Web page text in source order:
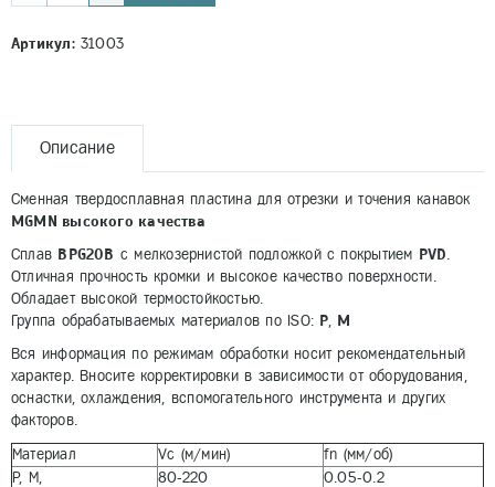
Артикул:31003
Описание
Сменная твердосплавная пластина для отрезки и точения канавок
MGMN высокого качества
Сплав BPG20B c мелкозернистой подложкой с покрытием PVD.
Отличная прочность кромки и высокое качество поверхности.
Обладает высокой термостойкостью.
Группа обрабатываемых материалов по ISO: P, M
Вся информация по режимам обработки носит рекомендательный
характер. Вносите корректировки в зависимости от оборудования,
оснастки, охлаждения, вспомогательного инструмента и других
факторов.
Материал Vc (м/мин)
fn (мм/об)
P, М,
80-220
0.05-0.2